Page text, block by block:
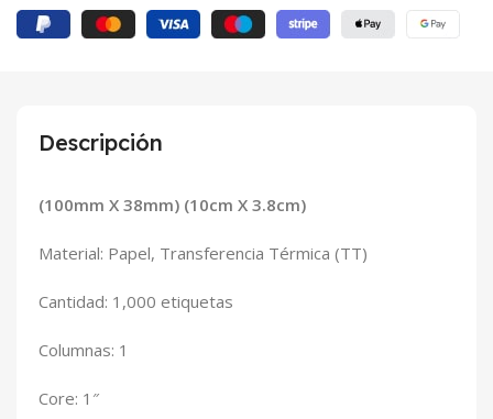
Descripción
(100mm X 38mm) (10cm X 3.8cm)
Material: Papel, Transferencia Térmica (TT)
Cantidad: 1,000 etiquetas
Columnas: 1
Core: 1″